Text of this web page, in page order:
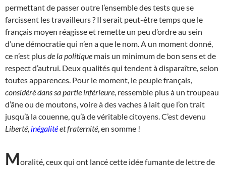
permettant de passer outre l’ensemble des tests que se
farcissent les travailleurs ? Il serait peut-être temps que le
français moyen réagisse et remette un peu d’ordre au sein
d’une démocratie qui n’en a que le nom. A un moment donné,
ce n’est plusde la politique mais un minimum de bon sens et de
respect d’autrui. Deux qualités qui tendent à disparaître, selon
toutes apparences. Pour le moment, le peuple français,
considéré dans sa partie inférieure , ressemble plus à un troupeau
d’âne ou de moutons, voire à des vaches à lait que l’on trait
jusqu’à la couenne, qu’à de véritable citoyens. C’est devenu
Liberté, inégalitéet fraternité , en somme !
Moralité, ceux qui ont lancé cette idée fumante de lettre de